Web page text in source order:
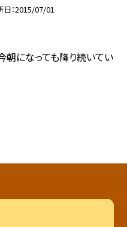
日 2015/07/01
朝になっても降り続いてい